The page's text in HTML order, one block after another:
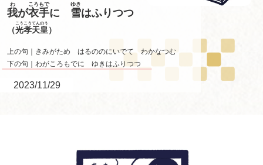
我
わ
が衣手
ころもで
に 雪
ゆき
はふりつつ
（光孝天皇
こうこうてんのう
）
上の句｜きみがため はるののにいでて わかなつむ
下の句｜わがころもでに ゆきはふりつつ
2023/11/29